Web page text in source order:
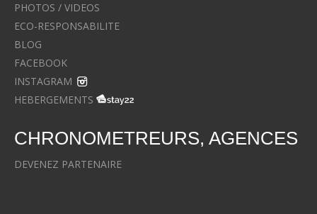
PHOTOS / VIDEOS
ECO-RESPONSABILITE
BLOG
FACEBOOK
INSTAGRAM
HEBERGEMENTS
CHRONOMETREURS, AGENCES
DEVENEZ PARTENAIRE